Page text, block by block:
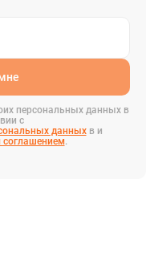
персональных данных в
с
данныхв и
соглашением.